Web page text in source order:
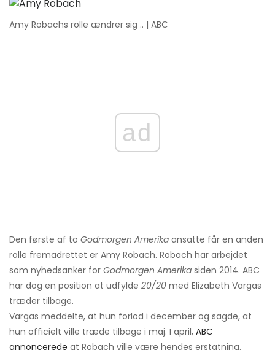
Amy Robachs rolle ændrer sig .. | ABC
ad
Den første af to Godmorgen Amerika ansatte får en anden
rolle fremadrettet er Amy Robach. Robach har arbejdet
som nyhedsanker for Godmorgen Amerika siden 2014. ABC
har dog en position at udfylde 20/20 med Elizabeth Vargas
træder tilbage.
Vargas meddelte, at hun forlod i december og sagde, at
hun officielt ville træde tilbage i maj. I april, ABC
annoncerede at Robach ville være hendes erstatning.